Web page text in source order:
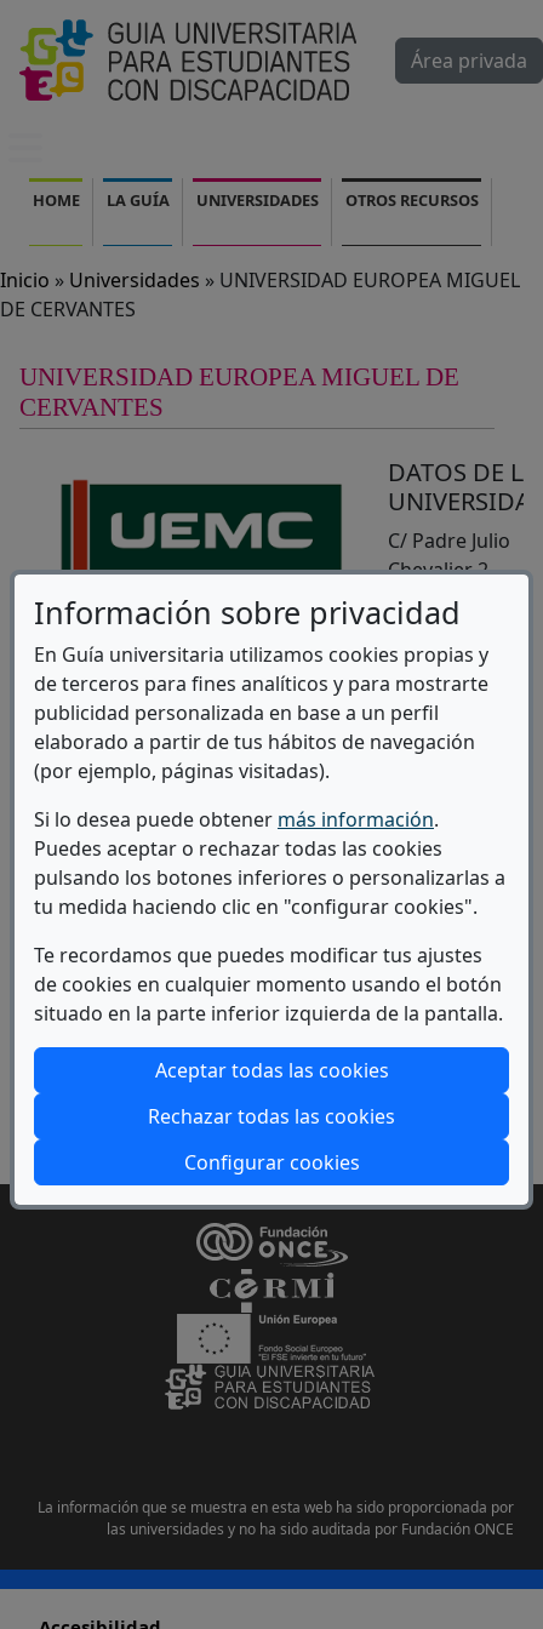
Información sobre privacidad
En Guía universitaria utilizamos cookies propias y
de terceros para fines analíticos y para mostrarte
publicidad personalizada en base a un perfil
elaborado a partir de tus hábitos de navegación
(por ejemplo, páginas visitadas).
Si lo desea puede obtener más información.
Puedes aceptar o rechazar todas las cookies
pulsando los botones inferiores o personalizarlas a
tu medida haciendo clic en "configurar cookies".
Te recordamos que puedes modificar tus ajustes
de cookies en cualquier momento usando el botón
situado en la parte inferior izquierda de la pantalla.
Aceptar todas las cookies
Rechazar todas las cookies
Configurar cookies
Pasar al contenido principal
Área privada
Mobile menu
Navegación principal
HOME LA GUÍA UNIVERSIDADES OTROS RECURSOS
Inicio Universidades
UNIVERSIDAD EUROPEA MIGUEL
DE CERVANTES
UNIVERSIDAD EUROPEA MIGUEL DE
CERVANTES
DATOS DE LA
C/ Padre Julio
Chevalier 2 -
47012 Valladolid
Ir a la web
Ir al plan
de estudios
INFORMACIÓN Y RECURSOS
La información que se muestra en esta web ha sido proporcionada por
las universidades y no ha sido auditada por Fundación ONCE